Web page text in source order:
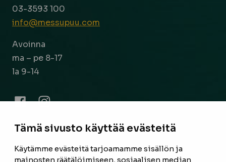
Tämä sivusto käyttää evästeitä
Käytämme evästeitä tarjoamamme sisällön ja
mainosten räätälöimiseen, sosiaalisen median
03-3593 100
info@messupuu.com
Avoinna
ma – pe 8-17
la 9-14
FacebookInstagram
ETUSIVU
TUOTTEET